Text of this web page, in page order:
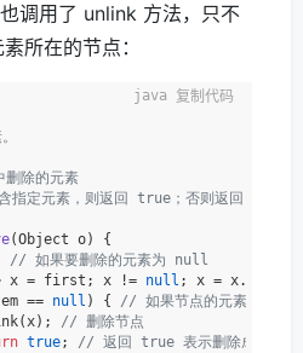
调用了 unlink 方法，只不
所在的节点：
除的元素
指定元素，则返回 true；否则返回 false
(Object o)
{
// 如果要删除的元素为 null
x = first; x != null ; x =
== null ) { // 如果节点的元素为 null
// 删除节点
true; // 返回 true 表示删除成功
复制代码